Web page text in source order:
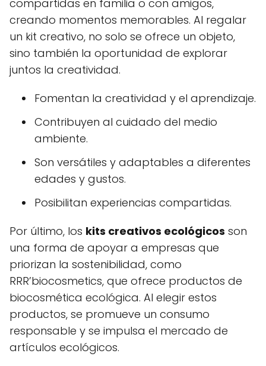
compartidas en familia o con amigos,
creando momentos memorables. Al regalar
un kit creativo, no solo se ofrece un objeto,
sino también la oportunidad de explorar
juntos la creatividad.
Fomentan la creatividad y el aprendizaje.
Contribuyen al cuidado del medio
ambiente.
Son versátiles y adaptables a diferentes
edades y gustos.
Posibilitan experiencias compartidas.
Por último, los kits creativos ecológicos son
una forma de apoyar a empresas que
priorizan la sostenibilidad, como
RRR’biocosmetics, que ofrece productos de
biocosmética ecológica. Al elegir estos
productos, se promueve un consumo
responsable y se impulsa el mercado de
artículos ecológicos.